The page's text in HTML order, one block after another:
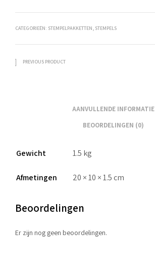
CATEGORIEËN: STEMPELPAKKETTEN, STEMPELS
PREVIOUS PRODUCT
AANVULLENDE INFORMATIE
BEOORDELINGEN (0)
Gewicht 1.5 kg
Afmetingen 20 × 10 × 1.5 cm
Beoordelingen
Er zijn nog geen beoordelingen.